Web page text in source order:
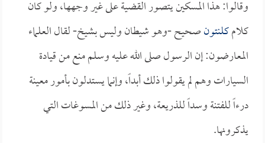
وقالوا: هذا المسكين يتصور القضية على غير وجهها، ولو كان
كلامكلنتونصحيح -وهو شيطان وليس بشيخ- لقال العلماء
المعارضون: إن الرسول صلى الله عليه وسلم منع من قيادة
السيارات وهم لم يقولوا ذلك أبداً، وإنما يستدلون بأمور معينة
درءاً للفتنة وسداً للذريعة، وغير ذلك من المسوغات التي
يذكرونها.